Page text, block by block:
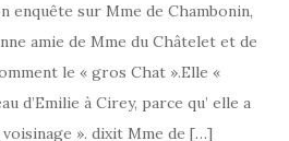
enquête sur Mme de Chambonin,
amie de Mme du Châtelet et de
le « gros Chat ».Elle «
d’Emilie à Cirey, parce qu’ elle a
». dixit Mme de […]